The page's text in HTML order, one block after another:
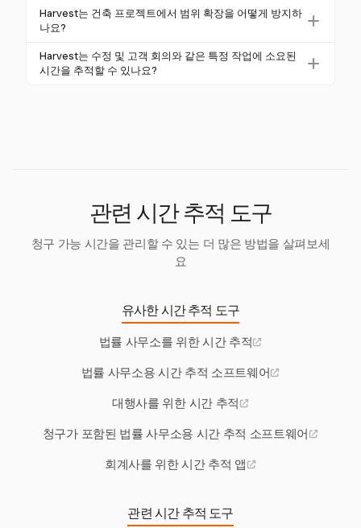
자원 할당을 더 잘 할 수 있게 하고 예측 정확성을 높입
니다.
Harvest는 복잡한 프로젝트를 효과적으로 관리하기 위
한 강력한 시간 추적 기능과 통합 및 상세 보고를 제공
과 비청구 가능한 시간을 구분하며 건축에서 일반적으
로 사용되는 프로젝트 관리 도구와 통합됩니다.
Harvest는 건축 프로젝트에서 범위 확장을 어떻게 방지하
나요?
Harvest는 실제 소요 시간과 프로젝트 예산을 모니터
링하여 범위 확장을 방지합니다. 알림 및 상세 프로젝
Harvest는 수정 및 고객 회의와 같은 특정 작업에 소요된
시간을 추적할 수 있나요?
관련 시간 추적 도구
청구 가능 시간을 관리할 수 있는 더 많은 방법을 살펴보세
요
유사한 시간 추적 도구
법률 사무소를 위한 시간 추적
법률 사무소용 시간 추적 소프트웨어
대행사를 위한 시간 추적
청구가 포함된 법률 사무소용 시간 추적 소프트웨어
회계사를 위한 시간 추적 앱
관련 시간 추적 도구